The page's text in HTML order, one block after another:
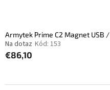
Armytek Prime C2 Magnet USB
Na dotaz Kód: 153
€86,10